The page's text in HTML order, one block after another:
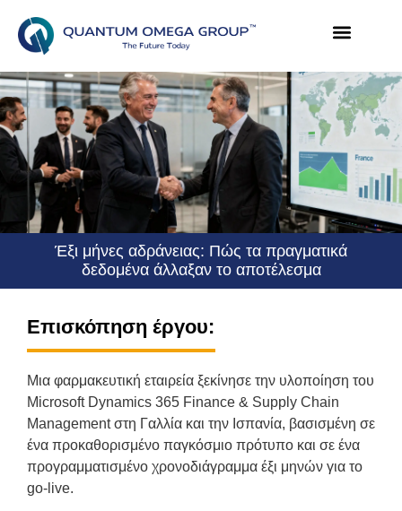
Έξι μήνες αδράνειας: Πώς τα πραγματικά
δεδομένα άλλαξαν το αποτέλεσμα
Επισκόπηση έργου:
Μια φαρμακευτική εταιρεία ξεκίνησε την υλοποίηση του
Microsoft Dynamics 365 Finance & Supply Chain
Management στη Γαλλία και την Ισπανία, βασισμένη σε
ένα προκαθορισμένο παγκόσμιο πρότυπο και σε ένα
προγραμματισμένο χρονοδιάγραμμα έξι μηνών για το
go-live.